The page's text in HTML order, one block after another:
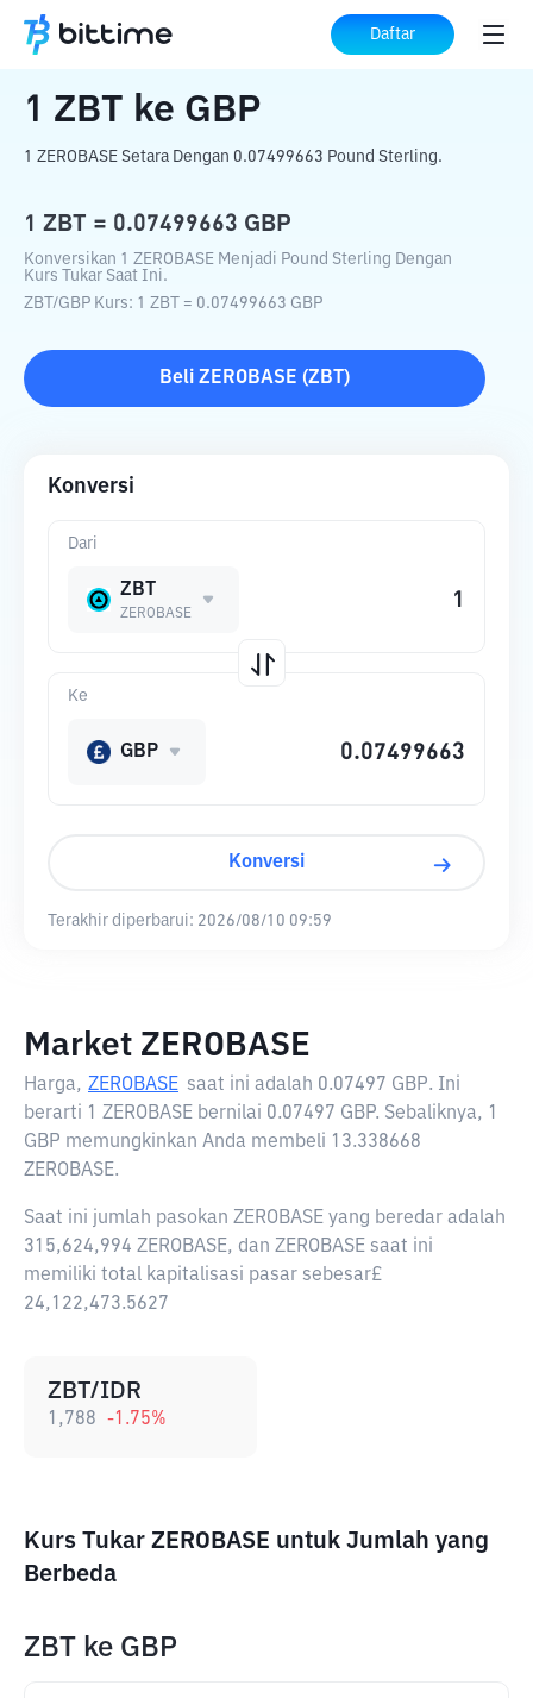
Daftar
Beranda Konverter Kripto ke GBP
1 ZBT ke GBP
1 ZEROBASE Setara Dengan 0.07499663 Pound Sterling.
1 ZBT = 0.07499663 GBP
Konversikan 1 ZEROBASE Menjadi Pound Sterling Dengan
Kurs Tukar Saat Ini.
ZBT /GBP Kurs: 1 ZBT = 0.07499663 GBP
Beli ZEROBASE (ZBT )
Konversi
Dari
ZBT
ZEROBASE
Ke
GBP
Konversi
Terakhir diperbarui: 2026/08/10 09:59
Market ZEROBASE
Harga, ZEROBASE saat ini adalah 0.07497 GBP. Ini
berarti 1 ZEROBASE bernilai 0.07497 GBP. Sebaliknya, 1
GBP memungkinkan Anda membeli 13.338668
ZEROBASE.
Saat ini jumlah pasokan ZEROBASE yang beredar adalah
315,624,994 ZEROBASE, dan ZEROBASE saat ini
memiliki total kapitalisasi pasar sebesar£
24,122,473.5627
ZBT/IDR
1,788 -1.75%
Kurs Tukar ZEROBASE untuk Jumlah yang
Berbeda
ZBT ke GBP